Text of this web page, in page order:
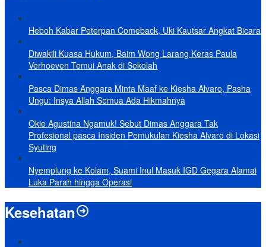
Heboh Kabar Peterpan Comeback, Uki Kautsar Angkat Bicara
Diwakili Kuasa Hukum, Baim Wong Larang Keras Paula
Verhoeven Temui Anak di Sekolah
Pasca Dimas Anggara Minta Maaf ke Kiesha Alvaro, Pasha
Ungu: Insya Allah Semua Ada Hikmahnya
Okie Agustina Ngamuk! Sebut Dimas Anggara Tak
Profesional pasca Insiden Pemukulan Kiesha Alvaro di Lokasi
Syuting
Nyemplung ke Kolam, Suami Inul Masuk IGD Gegara Alamai
Luka Parah hingga Operasi
Kesehatan